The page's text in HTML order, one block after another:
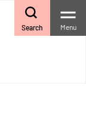
Search Menu